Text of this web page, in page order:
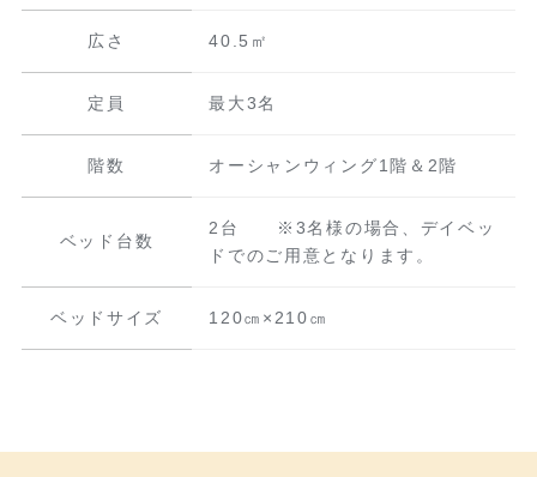
広さ 40.5㎡
定員 最大3名
階数 オーシャンウィング1階＆2階
ベッド台数
2台 ※3名様の場合、デイベッ
ドでのご用意となります。
ベッドサイズ 120㎝×210㎝